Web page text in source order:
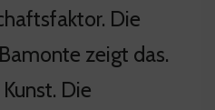
Die
zeigt das.
Die